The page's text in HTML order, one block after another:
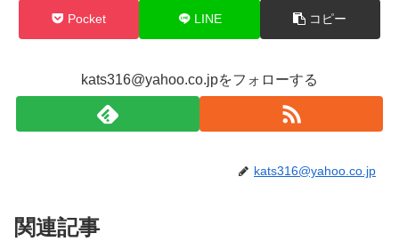
Pocket LINE コピー
kats316@yahoo.co.jpをフォローする
kats316@yahoo.co.jp
関連記事